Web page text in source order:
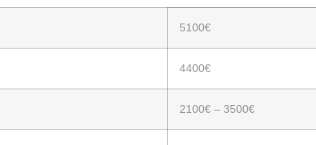
5100€
4400€
2100€ – 3500€